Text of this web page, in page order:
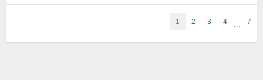
1 2 3 4 … 7